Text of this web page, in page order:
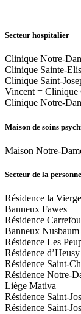
Secteur hospitalier
Clinique Notre-
Clinique Sainte-
Clinique Saint-
Vincent =
Clinique Notre-
Maison de soins
Maison Notre-
Secteur de la
Résidence la
Banneux Fawes
Résidence
Banneux Nusbaum
Résidence Les
Résidence
Résidence Saint-
Résidence Notre-
Liège Mativa
Résidence Saint-
Résidence Saint-